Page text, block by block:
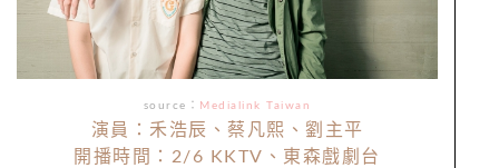
source： Medialink Taiwan
演員：禾浩辰、蔡凡熙、劉主平
開播時間：2/6 KKTV、東森戲劇台